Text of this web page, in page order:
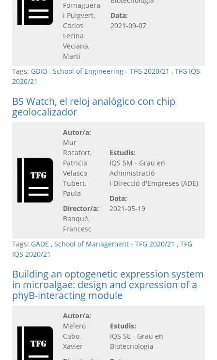
Fornaguera
i Puigvert,
Carlos
Lecina
Veciana,
Martí
Data:
2021-09-07
Tags: GBIO , School of Engineering - TFG 2020/21 , TFG IQS
2020/21
BS Watch, el reloj analógico con chip
geolocalizador
Autor/a:
Mur
Rocafort,
Patricia
Velasco
Tubert,
Paula
Director/a:
Banqué,
Francesc
Estudis:
IQS SM - Grau en
Administració
i Direcció d'Empreses (ADE)
Data:
2021-05-19
Tags: GADE , School of Management - TFG 2020/21 , TFG
IQS 2020/21
Building an optogenetic expression system
in microalgae: design and expression of a
phyB-interacting module
Autor/a:
Melero
Cobo,
Xavier
Estudis:
IQS SE - Grau en
Biotecnologia